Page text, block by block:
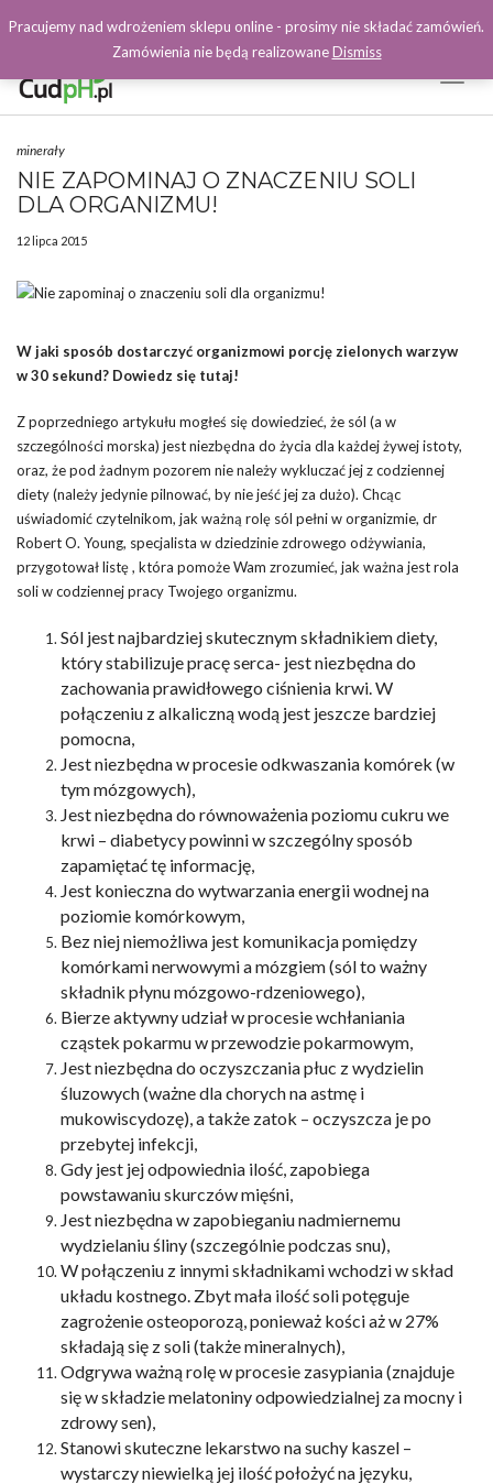
Facebook
minerały
NIE ZAPOMINAJ O ZNACZENIU SOLI
DLA ORGANIZMU!
12 lipca 2015
W jaki sposób dostarczyć organizmowi porcję zielonych warzyw
w 30 sekund? Dowiedz się tutaj!
Z poprzedniego artykułu mogłeś się dowiedzieć, że sól (a w
szczególności morska) jest niezbędna do życia dla każdej żywej istoty,
oraz, że pod żadnym pozorem nie należy wykluczać jej z codziennej
diety (należy jedynie pilnować, by nie jeść jej za dużo). Chcąc
uświadomić czytelnikom, jak ważną rolę sól pełni w organizmie, dr
Robert O. Young, specjalista w dziedzinie zdrowego odżywiania,
przygotował listę , która pomoże Wam zrozumieć, jak ważna jest rola
soli w codziennej pracy Twojego organizmu.
Sól jest najbardziej skutecznym składnikiem diety,
który stabilizuje pracę serca- jest niezbędna do
zachowania prawidłowego ciśnienia krwi. W
połączeniu z alkaliczną wodą jest jeszcze bardziej
pomocna,
Jest niezbędna w procesie odkwaszania komórek (w
tym mózgowych),
Jest niezbędna do równoważenia poziomu cukru we
krwi – diabetycy powinni w szczególny sposób
zapamiętać tę informację,
Jest konieczna do wytwarzania energii wodnej na
poziomie komórkowym,
Bez niej niemożliwa jest komunikacja pomiędzy
komórkami nerwowymi a mózgiem (sól to ważny
składnik płynu mózgowo-rdzeniowego),
Bierze aktywny udział w procesie wchłaniania
cząstek pokarmu w przewodzie pokarmowym,
Jest niezbędna do oczyszczania płuc z wydzielin
śluzowych (ważne dla chorych na astmę i
mukowiscydozę), a także zatok – oczyszcza je po
przebytej infekcji,
Gdy jest jej odpowiednia ilość, zapobiega
powstawaniu skurczów mięśni,
Jest niezbędna w zapobieganiu nadmiernemu
wydzielaniu śliny (szczególnie podczas snu),
W połączeniu z innymi składnikami wchodzi w skład
układu kostnego. Zbyt mała ilość soli potęguje
zagrożenie osteoporozą, ponieważ kości aż w 27%
składają się z soli (także mineralnych),
Odgrywa ważną rolęw procesie zasypiania (znajduje
się w składzie melatoniny odpowiedzialnej za mocny i
zdrowy sen),
Stanowi skuteczne lekarstwo na suchy kaszel –
wystarczy niewielką jej ilość położyć na języku,
Pracujemy nad wdrożeniem sklepu online - prosimy nie składać zamówień.
Zamówienia nie będą realizowaneDismiss